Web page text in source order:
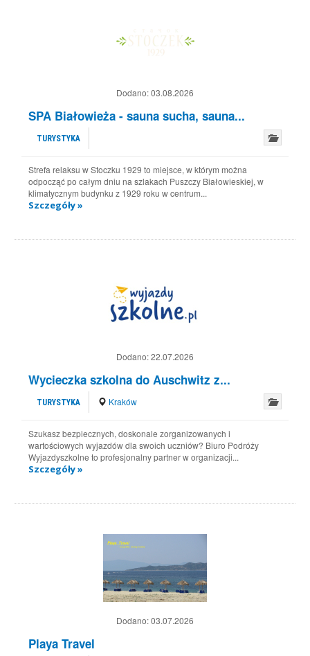
Dodano:03.08.2026
SPA Białowieża - sauna sucha, sauna...
TURYSTYKA
Strefa relaksu w Stoczku 1929 to miejsce, w którym można
odpocząć po całym dniu na szlakach Puszczy Białowieskiej, w
klimatycznym budynku z 1929 roku w centrum...
Szczegóły »
Dodano:22.07.2026
Wycieczka szkolna do Auschwitz z...
TURYSTYKA Kraków
Szukasz bezpiecznych, doskonale zorganizowanych i
wartościowych wyjazdów dla swoich uczniów? Biuro Podróży
Wyjazdyszkolne to profesjonalny partner w organizacji...
Szczegóły »
Dodano:03.07.2026
Playa Travel